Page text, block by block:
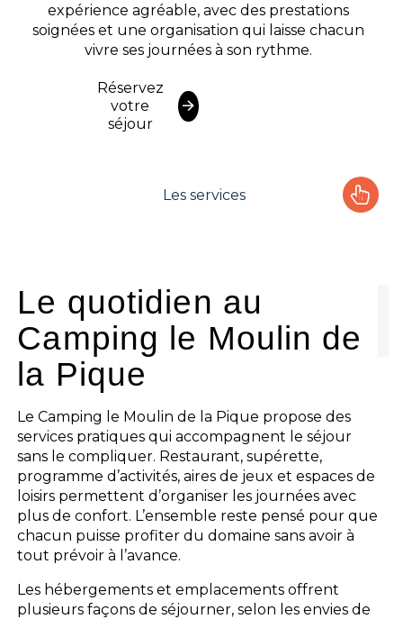
expérience agréable, avec des prestations
soignées et une organisation qui laisse chacun
vivre ses journées à son rythme.
Réservez
votre
séjour
Les services
L'espace Aquatique
Les activités
Les infos pratiques
Le quotidien au
Camping le Moulin de
la Pique
Le Camping le Moulin de la Pique propose des
services pratiques qui accompagnent le séjour
sans le compliquer. Restaurant, supérette,
programme d’activités, aires de jeux et espaces de
loisirs permettent d’organiser les journées avec
plus de confort. L’ensemble reste pensé pour que
chacun puisse profiter du domaine sans avoir à
tout prévoir à l’avance.
Les hébergements et emplacements offrent
plusieurs façons de séjourner, selon les envies de